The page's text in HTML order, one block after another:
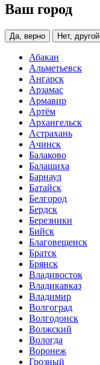
Ваш город
Да, верно Нет, другой
Абакан
Альметьевск
Ангарск
Арзамас
Армавир
Артём
Архангельск
Астрахань
Ачинск
Балаково
Балашиха
Барнаул
Батайск
Белгород
Бердск
Березники
Бийск
Благовещенск
Братск
Брянск
Владивосток
Владикавказ
Владимир
Волгоград
Волгодонск
Волжский
Вологда
Воронеж
Грозный